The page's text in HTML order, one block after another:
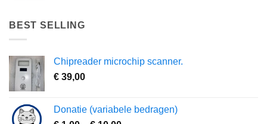
BEST SELLING
Chipreader microchip scanner.
€ 39,00
Donatie (variabele bedragen)